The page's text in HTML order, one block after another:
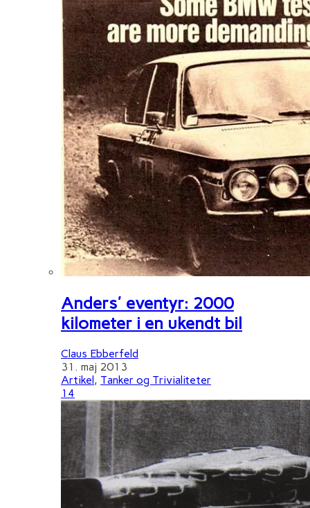
Anders' eventyr: 2000
kilometer i en ukendt bil
Claus Ebberfeld
31. maj 2013
Artikel , Tanker og Trivialiteter
14